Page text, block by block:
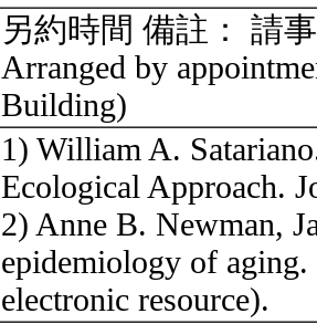
另約時間 備註： 請
Arranged by
Building)
1) William A.
Ecological Approach.
2) Anne B. Newman,
epidemiology of
electronic resource).